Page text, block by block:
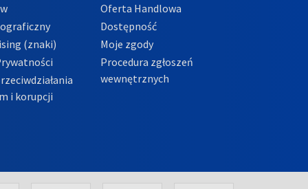
(znaki)
i korupcji
Oferta Handlowa
Dostępność
Moje zgody
Procedura zgłoszeń
wewnętrznych